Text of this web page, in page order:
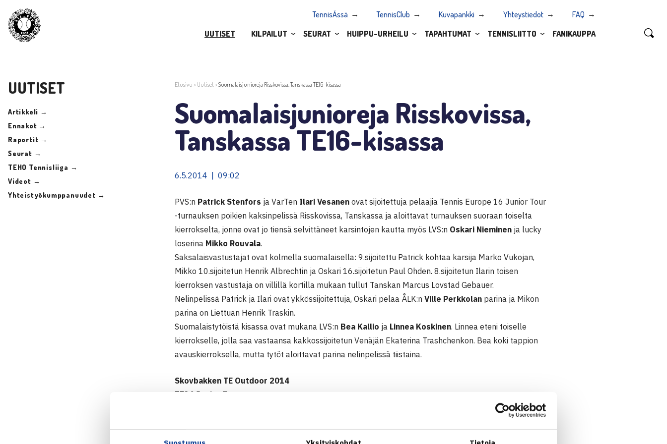
TennisÄssä TennisClub Kuvapankki Yhteystiedot
FAQ
UUTISET
KILPAILUT SEURAT HUIPPU-URHEILU TAPAHTUMAT TENNISLIITTO FANIKAUPPA
UUTISET
Artikkeli →
Ennakot →
Raportit →
Seurat →
TEHO Tennisliiga →
Videot →
Yhteistyökumppanuudet →
Etusivu > Uutiset>Suomalaisjunioreja Risskovissa, Tanskassa TE16-kisassa
Suomalaisjunioreja Risskovissa,
Tanskassa TE16-kisassa
6.5.2014 | 09:02
PVS:n Patrick Stenfors ja VarTen Ilari Vesanen ovat sijoitettuja pelaajia Tennis Europe 16 Junior Tour
-turnauksen poikien kaksinpelissä Risskovissa, Tanskassa ja aloittavat turnauksen suoraan toiselta
kierrokselta, jonne ovat jo tiensä selvittäneet karsintojen kautta myös LVS:n Oskari Nieminen ja lucky
loserina Mikko Rouvala.
Saksalaisvastustajat ovat kolmella suomalaisella: 9.sijoitettu Patrick kohtaa karsija Marko Vukojan,
Mikko 10.sijoitetun Henrik Albrechtin ja Oskari 16.sijoitetun Paul Ohden. 8.sijoitetun Ilarin toisen
kierroksen vastustaja on villillä kortilla mukaan tullut Tanskan Marcus Lovstad Gebauer.
Nelinpelissä Patrick ja Ilari ovat ykkössijoitettuja, Oskari pelaa ÅLK:n Ville Perkkolan parina ja Mikon
parina on Liettuan Henrik Traskin.
Suomalaistytöistä kisassa ovat mukana LVS:n Bea Kallio ja Linnea Koskinen. Linnea eteni toiselle
kierrokselle, jolla saa vastaansa kakkossijoitetun Venäjän Ekaterina Trashchenkon. Bea koki tappion
avauskierroksella, mutta tytöt aloittavat parina nelinpelissä tiistaina.
Skovbakken TE Outdoor 2014
TE16 Junior Tour -turnaus